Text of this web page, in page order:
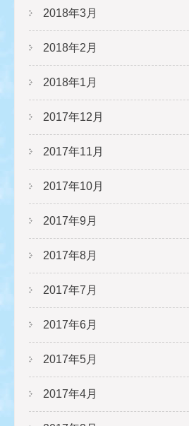
2018年3月
2018年2月
2018年1月
2017年12月
2017年11月
2017年10月
2017年9月
2017年8月
2017年7月
2017年6月
2017年5月
2017年4月